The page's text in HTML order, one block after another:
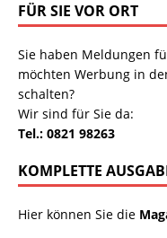
FÜR SIE VOR ORT
Sie haben Meldungen
möchten Werbung in
schalten?
Wir sind für Sie da:
Tel.: 0821 98263
KOMPLETTE
Hier können Sie die